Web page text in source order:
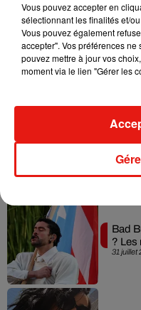
31 juillet
31
31 juillet
Bad
? Les
Vous pouvez accepter en
sélectionnant les finalités et/
Vous pouvez également
accepter". Vos préférences
pouvez mettre à jour vos
moment via le lien "Gérer les